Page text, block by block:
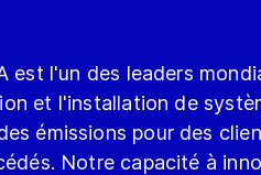
est l'un des leaders
et l'installation de
émissions pour des
Notre capacité à